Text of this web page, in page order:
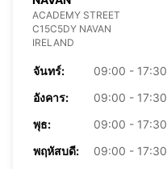
ACADEMY STREET
C15C5DY NAVAN
IRELAND
จันทร์:
09:00 - 17:30
อังคาร:
09:00 - 17:30
พุธ:
09:00 - 17:30
พฤหัสบดี:
09:00 - 17:30